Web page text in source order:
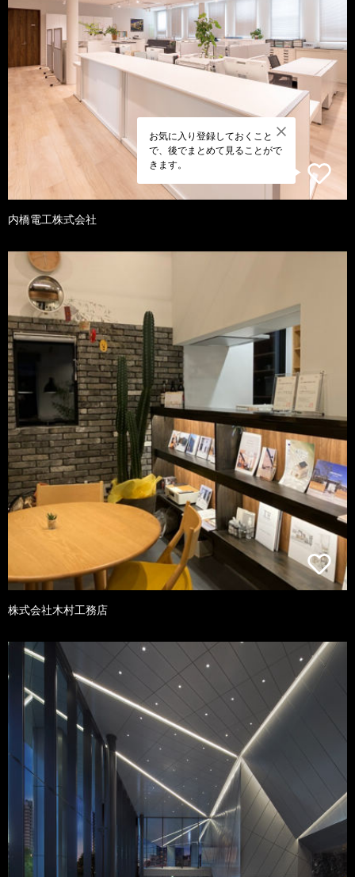
お気に入り登録しておくこと
で、後でまとめて見ることがで
きます。
内橋電工株式会社
株式会社木村工務店